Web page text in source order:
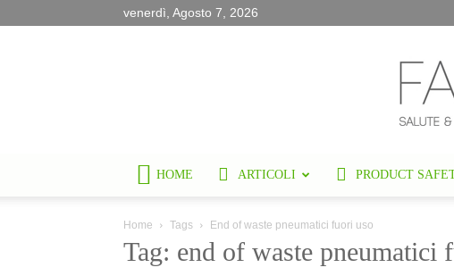
venerdì, Agosto 7, 2026
HOME ARTICOLI PRODUCT
Home Tags End of waste pneumatici fuori uso
Tag: end of waste pneumatici